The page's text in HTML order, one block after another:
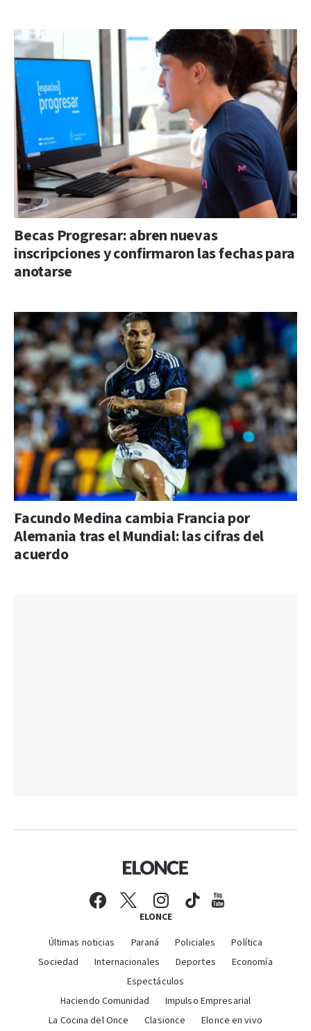
Becas Progresar: abren nuevas
inscripciones y confirmaron las fechas para
anotarse
Facundo Medina cambia Francia por
Alemania tras el Mundial: las cifras del
acuerdo
ELONCE
Últimas noticias Paraná Policiales
Política
Sociedad
Internacionales Deportes
Economía
Espectáculos
Haciendo Comunidad
Impulso Empresarial
La Cocina del Once
Clasionce Elonce en vivo